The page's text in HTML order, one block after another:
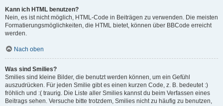
Kann ich HTML benutzen?
Nein, es ist nicht möglich, HTML-Code in Beiträgen zu verwenden. Die meisten
Formatierungsmöglichkeiten, die HTML bietet, können über BBCode erreicht
werden.
Nach oben
Was sind Smilies?
Smilies sind kleine Bilder, die benutzt werden können, um ein Gefühl
auszudrücken. Für jeden Smilie gibt es einen kurzen Code, z. B. bedeutet :)
fröhlich und :( traurig. Die Liste aller Smilies kannst du beim Verfassen eines
Beitrags sehen. Versuche bitte trotzdem, Smilies nicht zu häufig zu benutzen,